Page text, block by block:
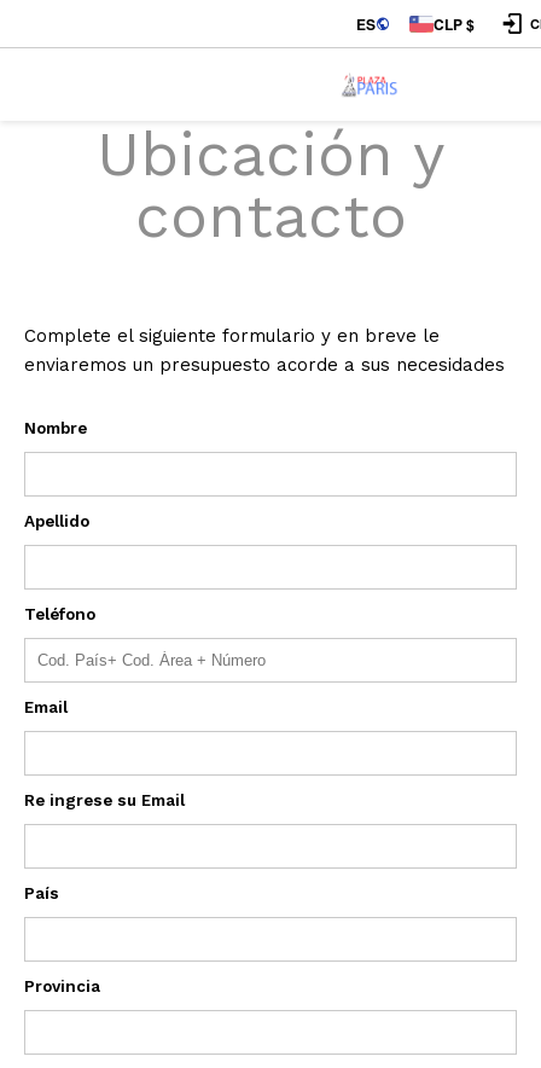
ES CLP $
Ubicación y
contacto
Complete el siguiente formulario y en breve le
enviaremos un presupuesto acorde a sus necesidades
Nombre
Apellido
Teléfono
Email
Re ingrese su Email
País
Provincia